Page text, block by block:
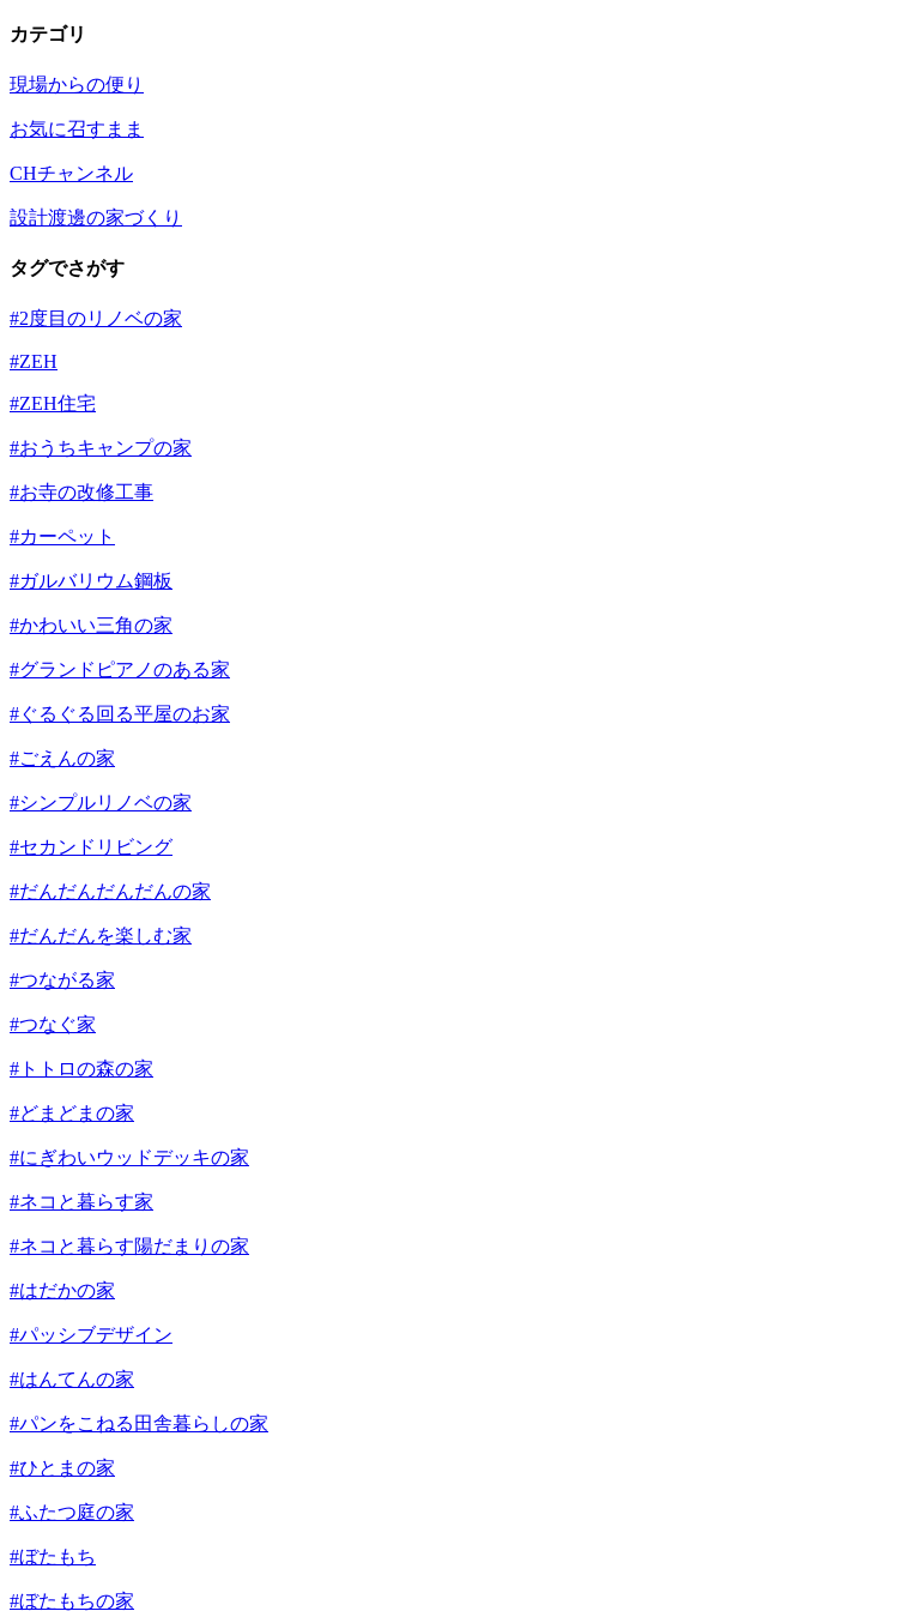
カテゴリ
現場からの便り
お気に召すまま
CHチャンネル
設計渡邊の家づくり
タグでさがす
#2度目のリノベの家
#ZEH
#ZEH住宅
#おうちキャンプの家
#お寺の改修工事
#カーペット
#ガルバリウム鋼板
#かわいい三角の家
#グランドピアノのある家
#ぐるぐる回る平屋のお家
#ごえんの家
#シンプルリノベの家
#セカンドリビング
#だんだんだんだんの家
#だんだんを楽しむ家
#つながる家
#つなぐ家
#トトロの森の家
#どまどまの家
#にぎわいウッドデッキの家
#ネコと暮らす家
#ネコと暮らす陽だまりの家
#はだかの家
#パッシブデザイン
#はんてんの家
#パンをこねる田舎暮らしの家
#ひとまの家
#ふたつ庭の家
#ぼたもち
#ぼたもちの家